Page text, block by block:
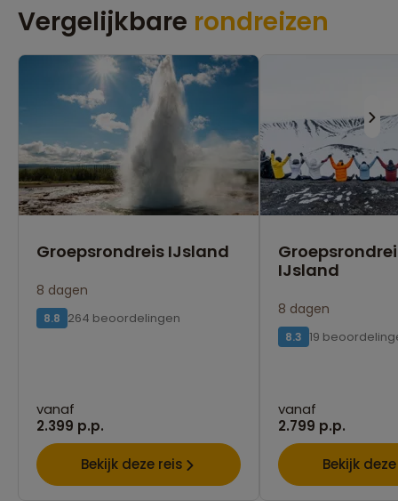
Vergelijkbare rondreizen
Groepsrondreis IJsland
8 dagen
8.8 264 beoordelingen
vanaf
2.399 p.p.
Bekijk deze reis
IJsland
8 dagen
8.3 19
vanaf
2.799 p.p.
Bekijk